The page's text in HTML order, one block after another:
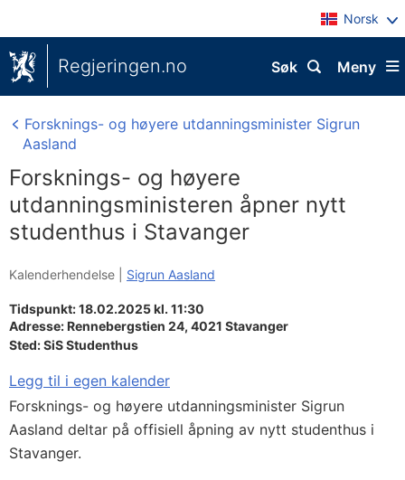
Norsk
Regjeringen.no Meny
Søk
Forsknings- og høyere utdanningsminister Sigrun
Aasland
Forsknings- og høyere
utdanningsministeren åpner nytt
studenthus i Stavanger
Kalenderhendelse | Sigrun Aasland
Tidspunkt: 18.02.2025 kl. 11:30
Adresse:Rennebergstien 24, 4021 Stavanger
Sted:SiS Studenthus
Legg til i egen kalender
Forsknings- og høyere utdanningsminister Sigrun
Aasland deltar på offisiell åpning av nytt studenthus i
Stavanger.